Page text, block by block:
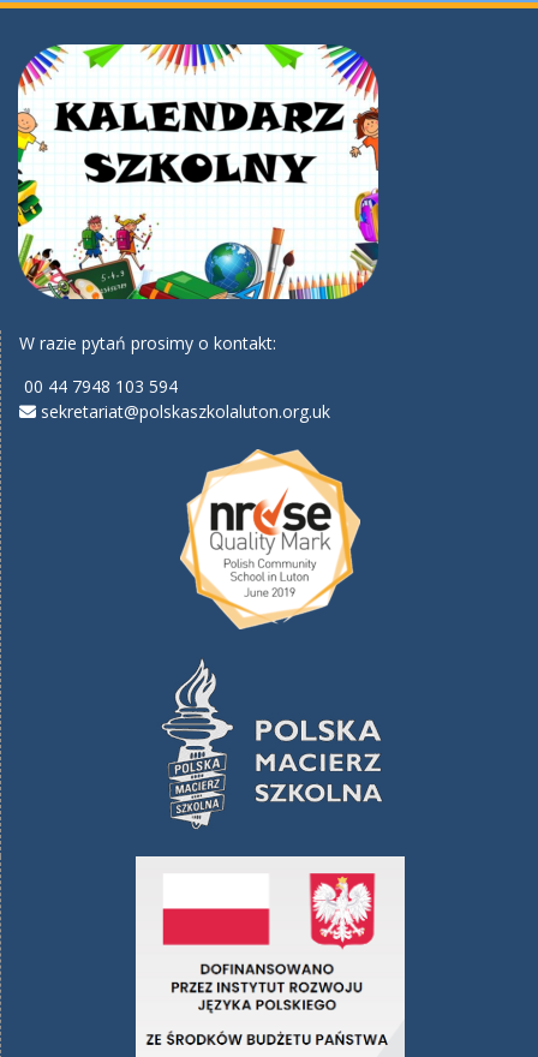
W razie pytań prosimy o kontakt:
00 44 7948 103 594
sekretariat@polskaszkolaluton.org.uk